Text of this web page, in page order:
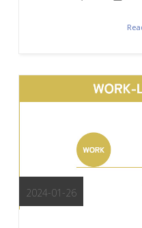
2024-01-26